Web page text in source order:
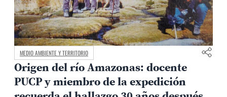
MEDIO AMBIENTE Y TERRITORIO
Origen del río Amazonas: docente
PUCP y miembro de la expedición